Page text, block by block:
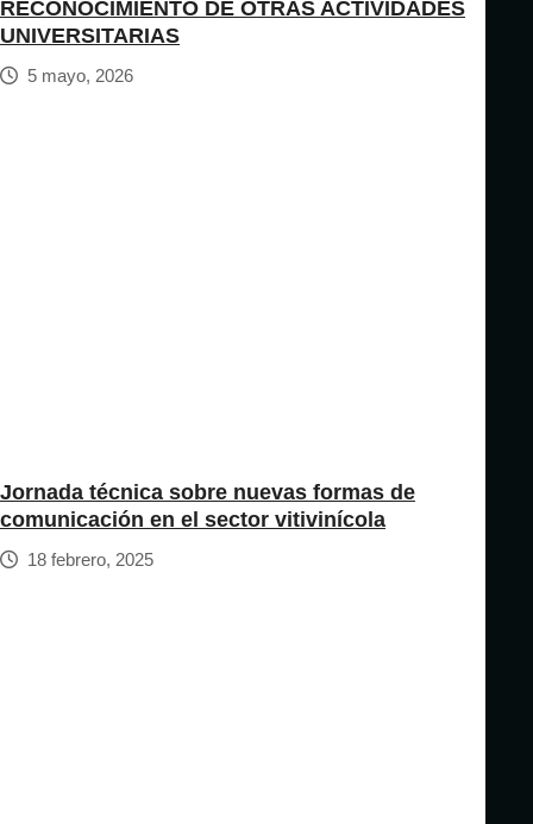
RECONOCIMIENTO DE OTRAS ACTIVIDADES
UNIVERSITARIAS
5 mayo, 2026
Jornada técnica sobre nuevas formas de
comunicación en el sector vitivinícola
18 febrero, 2025